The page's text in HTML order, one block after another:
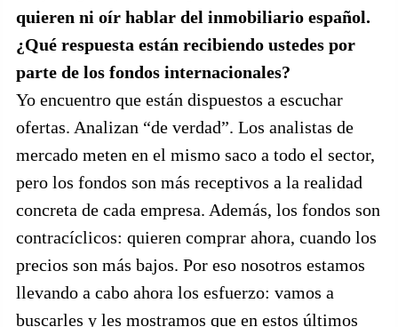
quieren ni oír hablar del inmobiliario español.
¿Qué respuesta están recibiendo ustedes por
parte de los fondos internacionales?
Yo encuentro que están dispuestos a escuchar
ofertas. Analizan “de verdad”. Los analistas de
mercado meten en el mismo saco a todo el sector,
pero los fondos son más receptivos a la realidad
concreta de cada empresa. Además, los fondos son
contracíclicos: quieren comprar ahora, cuando los
precios son más bajos. Por eso nosotros estamos
llevando a cabo ahora los esfuerzo: vamos a
buscarles y les mostramos que en estos últimos